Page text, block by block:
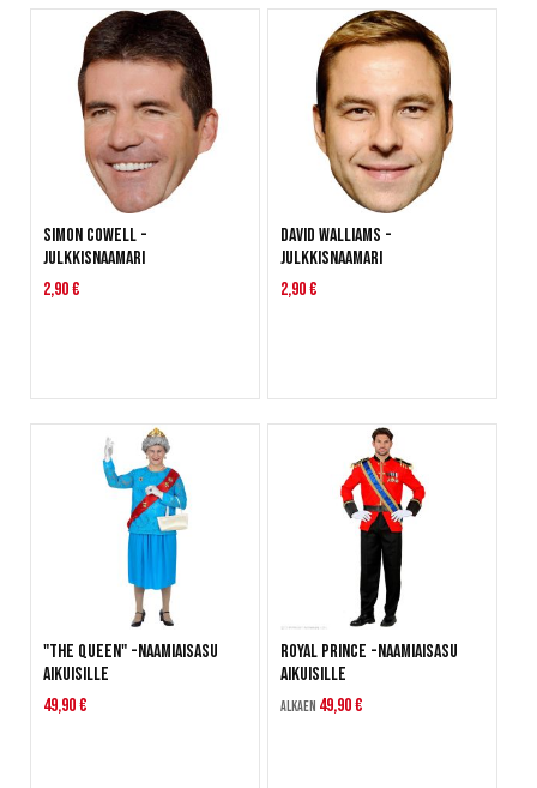
Simon Cowell -
julkkisnaamari
2,90 €
David Walliams -
julkkisnaamari
2,90 €
"The Queen" -naamiaisasu
aikuisille
49,90 €
Royal Prince -naamiaisasu
aikuisille
Alkaen 49,90 €